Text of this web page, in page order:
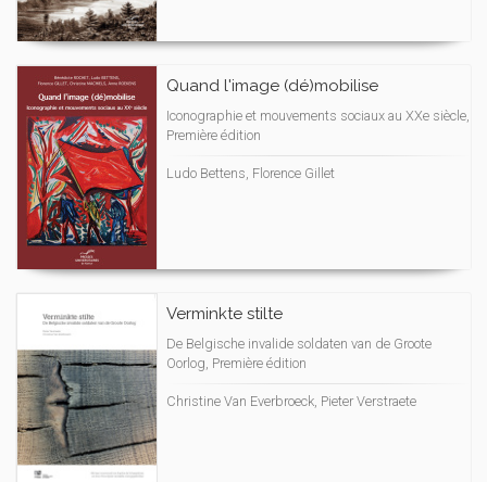
Quand l'image (dé)mobilise
Iconographie et mouvements sociaux au XXe siècle,
Première édition
Ludo Bettens, Florence Gillet
Verminkte stilte
De Belgische invalide soldaten van de Groote
Oorlog, Première édition
Christine Van Everbroeck, Pieter Verstraete